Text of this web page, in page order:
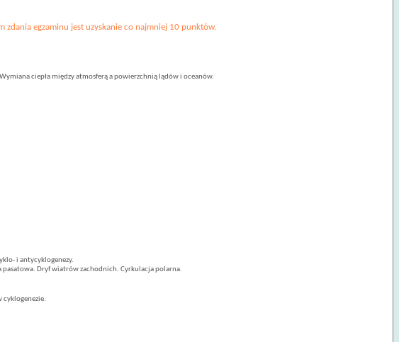
zdania egzaminu jest uzyskanie co najmniej 10 punktów.
ciepła między atmosferą a powierzchnią lądów i oceanów.
i antycyklogenezy.
Dryf wiatrów zachodnich. Cyrkulacja polarna.
cyklogenezie.